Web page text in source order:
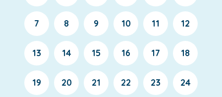
7 8 9 10 11 12
13 14 15 16 17 18
19 20 21 22 23 24